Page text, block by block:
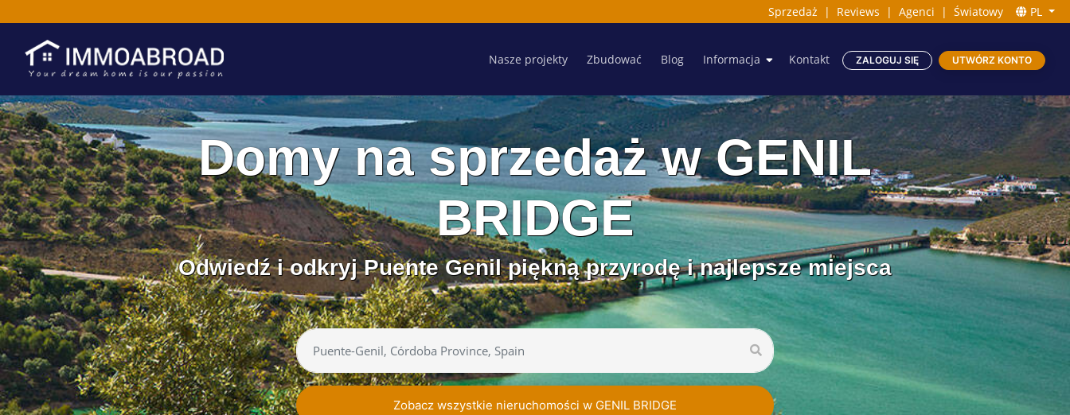
Sprzedaż | Reviews | Agenci | Światowy PL
Nasze projekty Zbudować Blog Informacja Kontakt ZALOGUJ SIĘ UTWÓRZ KONTO
Domy na sprzedaż w GENIL
BRIDGE
Odwiedź i odkryj Puente Genil piękną przyrodę i najlepsze miejsca
Zobacz wszystkie nieruchomości w GENIL BRIDGE